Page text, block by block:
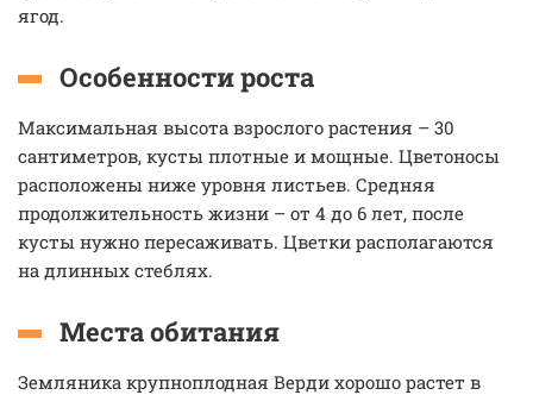
ягод.
Особенности роста
Максимальная высота взрослого растения – 30
сантиметров, кусты плотные и мощные. Цветоносы
расположены ниже уровня листьев. Средняя
продолжительность жизни – от 4 до 6 лет, после
кусты нужно пересаживать. Цветки располагаются
на длинных стеблях.
Места обитания
Земляника крупноплодная Верди хорошо растет в